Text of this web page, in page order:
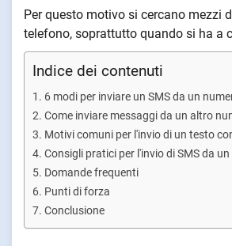
Per questo motivo si cercano mezzi
telefono, soprattutto quando si ha a
Indice dei contenuti
6 modi per inviare un SMS da un
Come inviare messaggi da un altro
Motivi comuni per l'invio di un testo
Consigli pratici per l'invio di SMS da
Domande frequenti
Punti di forza
Conclusione